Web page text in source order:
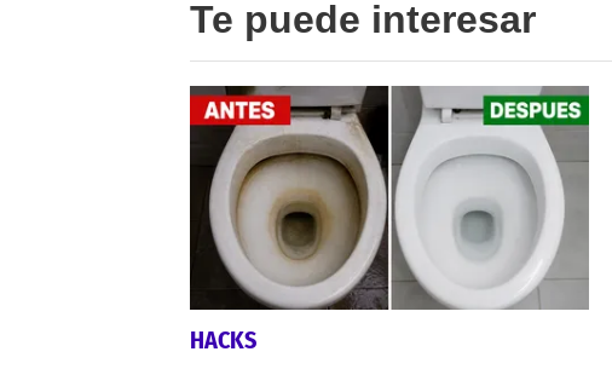
Te puede interesar
HACKS